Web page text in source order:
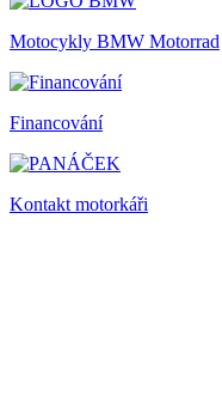
Motocykly BMW Motorrad
Financování
Kontakt motorkáři